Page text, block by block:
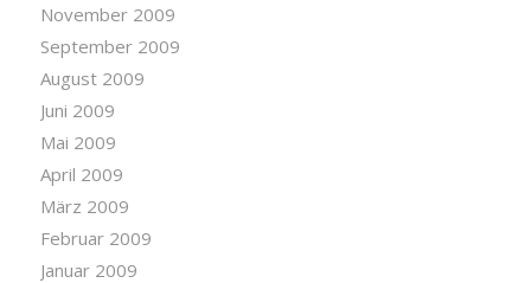
November 2009
September 2009
August 2009
Juni 2009
Mai 2009
April 2009
März 2009
Februar 2009
Januar 2009